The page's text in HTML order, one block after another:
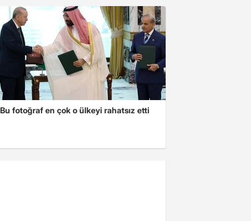
Bu fotoğraf en çok o ülkeyi rahatsız etti